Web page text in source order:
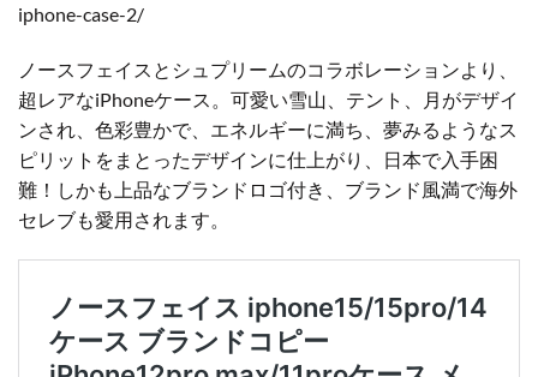
iphone-case-2/
ノースフェイスとシュプリームのコラボレーションより、
超レアなiPhoneケース。可愛い雪山、テント、月がデザイ
ンされ、色彩豊かで、エネルギーに満ち、夢みるようなス
ピリットをまとったデザインに仕上がり、日本で入手困
難！しかも上品なブランドロゴ付き、ブランド風満で海外
セレブも愛用されます。